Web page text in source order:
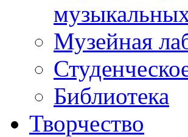
Музейная
Библиотека
Творчество